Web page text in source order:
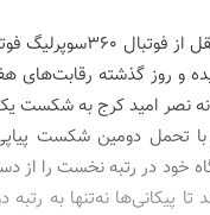
و به نقل از فوتبال
و روز گذشته رقابت‌های
نصر امید کرج به شکست
خود در رتبه نخست را از
پیکانی‌ها نه‌تنها به رتبه